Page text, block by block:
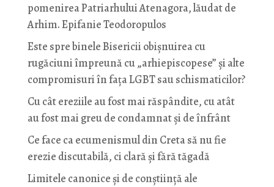
pomenirea Patriarhului Atenagora, lăudat de
Arhim. Epifanie Teodoropulos
Este spre binele Bisericii obișnuirea cu
rugăciuni împreună cu „arhiepiscopese” și alte
compromisuri în fața LGBT sau schismaticilor?
Cu cât ereziile au fost mai răspândite, cu atât
au fost mai greu de condamnat și de înfrânt
Ce face ca ecumenismul din Creta să nu fie
erezie discutabilă, ci clară și fără tăgadă
Limitele canonice și de conștiință ale